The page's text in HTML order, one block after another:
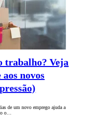
trabalho? Veja
novos
de um novo emprego ajuda a
o…